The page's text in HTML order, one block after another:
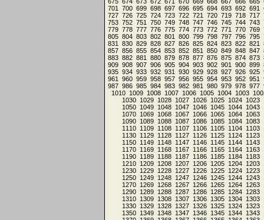
691
692
693
694
695
696
697
698
699
700
701
717
718
719
720
721
722
723
724
725
726
727
743
744
745
746
747
748
749
750
751
752
753
769
770
771
772
773
774
775
776
777
778
779
795
796
797
798
799
800
801
802
803
804
805
821
822
823
824
825
826
827
828
829
830
831
847
848
849
850
851
852
853
854
855
856
857
873
874
875
876
877
878
879
880
881
882
883
899
900
901
902
903
904
905
906
907
908
909
925
926
927
928
929
930
931
932
933
934
935
951
952
953
954
955
956
957
958
959
960
961
977
978
979
980
981
982
983
984
985
986
987
1003
1004
1005
1006
1007
1008
1009
1010
1023
1024
1025
1026
1027
1028
1029
1030
1043
1044
1045
1046
1047
1048
1049
1050
1063
1064
1065
1066
1067
1068
1069
1070
1083
1084
1085
1086
1087
1088
1089
1090
1103
1104
1105
1106
1107
1108
1109
1110
1123
1124
1125
1126
1127
1128
1129
1130
1143
1144
1145
1146
1147
1148
1149
1150
1163
1164
1165
1166
1167
1168
1169
1170
1183
1184
1185
1186
1187
1188
1189
1190
1203
1204
1205
1206
1207
1208
1209
1210
1223
1224
1225
1226
1227
1228
1229
1230
1243
1244
1245
1246
1247
1248
1249
1250
1263
1264
1265
1266
1267
1268
1269
1270
1283
1284
1285
1286
1287
1288
1289
1290
1303
1304
1305
1306
1307
1308
1309
1310
1323
1324
1325
1326
1327
1328
1329
1330
1343
1344
1345
1346
1347
1348
1349
1350